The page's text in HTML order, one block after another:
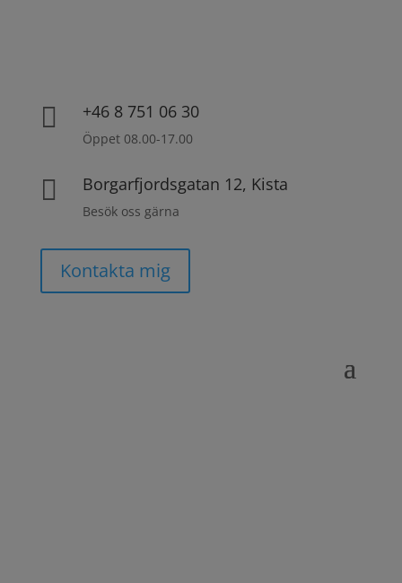
 +46 8 751 06 30
Öppet 08.00-17.00
 Borgarfjordsgatan 12, Kista
Besök oss gärna
Kontakta mig